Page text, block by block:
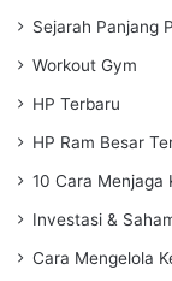
Sejarah Panjang
Workout Gym
HP Terbaru
HP Ram Besar
10 Cara Menjaga
Investasi &
Cara Mengelola